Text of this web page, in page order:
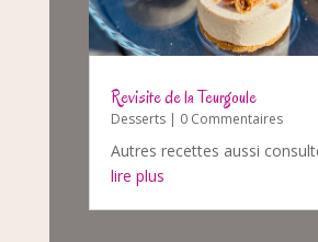
Revisite de la Teurgoule
Desserts| 0 Commentaires
Autres recettes aussi
lire plus